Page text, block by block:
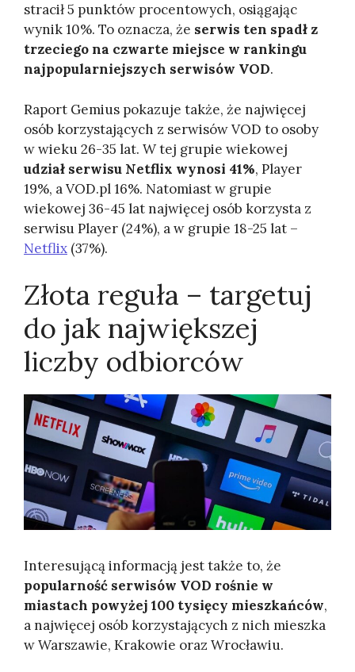
stracił 5 punktów procentowych, osiągając
wynik 10%. To oznacza, że serwis ten spadł z
trzeciego na czwarte miejsce w rankingu
najpopularniejszych serwisów VOD.
Raport Gemius pokazuje także, że najwięcej
osób korzystających z serwisów VOD to osoby
w wieku 26-35 lat. W tej grupie wiekowej
udział serwisu Netflix wynosi 41%, Player
19%, a VOD.pl 16%. Natomiast w grupie
wiekowej 36-45 lat najwięcej osób korzysta z
serwisu Player (24%), a w grupie 18-25 lat –
Netflix (37%).
Złota reguła – targetuj
do jak największej
liczby odbiorców
Interesującą informacją jest także to, że
popularność serwisów VOD rośnie w
miastach powyżej 100 tysięcy mieszkańców,
a najwięcej osób korzystających z nich mieszka
w Warszawie, Krakowie oraz Wrocławiu.